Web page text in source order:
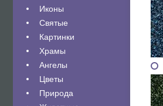
Иконы
Святые
Картинки
Храмы
Ангелы
Цветы
Природа